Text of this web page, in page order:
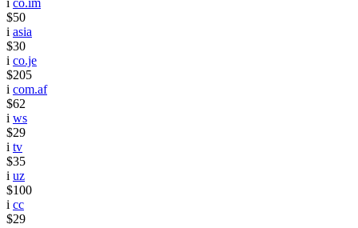
i co.im
$50
i asia
$30
i co.je
$205
i com.af
$62
i ws
$29
i tv
$35
i uz
$100
i cc
$29